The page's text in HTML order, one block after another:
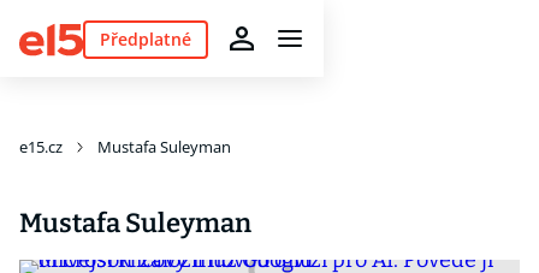
Předplatné
e15.cz Mustafa Suleyman
Mustafa Suleyman